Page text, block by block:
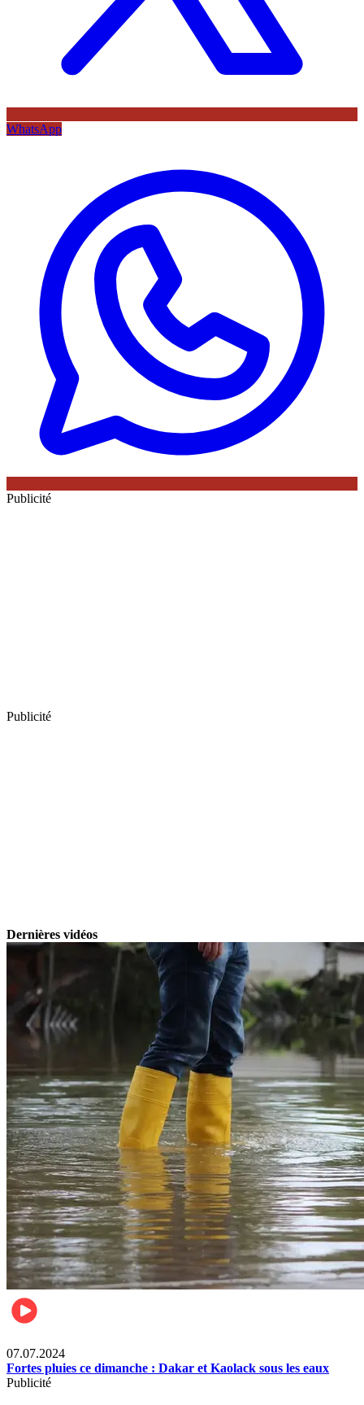
WhatsApp
Publicité
Publicité
Dernières vidéos
07.07.2024
Fortes pluies ce dimanche : Dakar et Kaolack sous les eaux
Publicité